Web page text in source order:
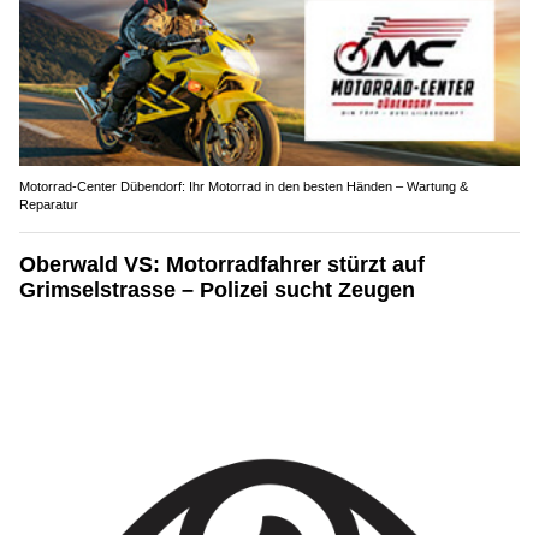
Motorrad-Center Dübendorf: Ihr Motorrad in den besten Händen – Wartung &
Reparatur
Oberwald VS: Motorradfahrer stürzt auf
Grimselstrasse – Polizei sucht Zeugen